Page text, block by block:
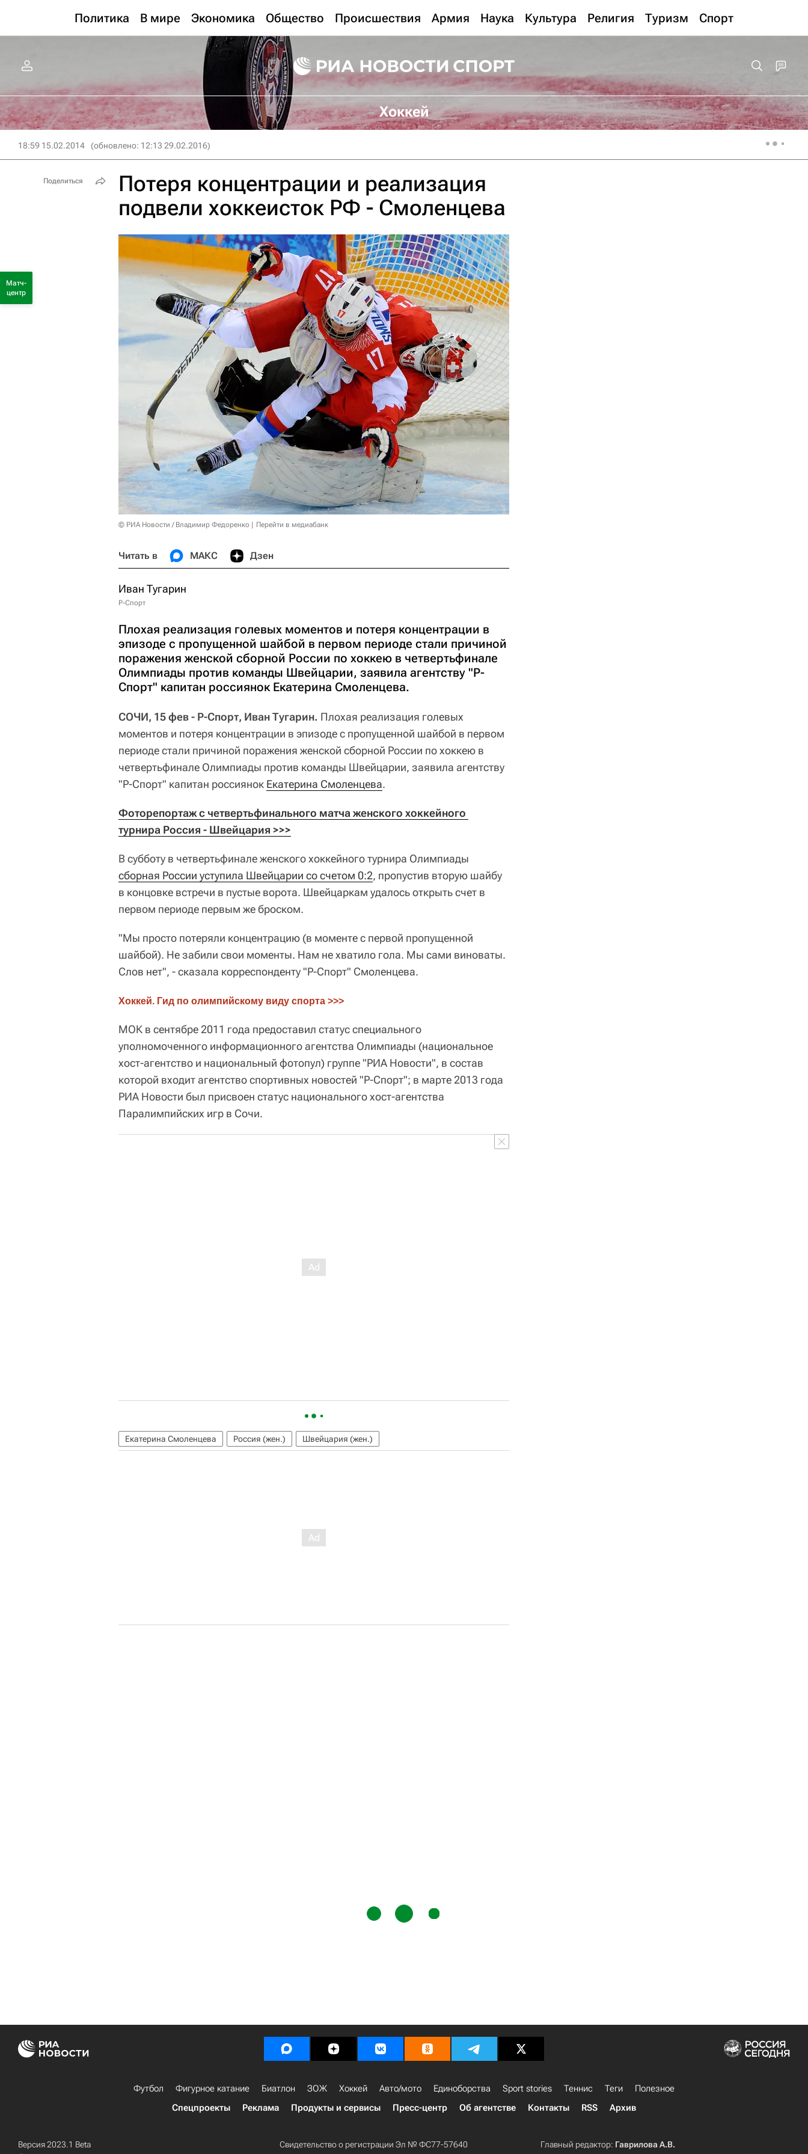
Политика В мире Экономика Общество Происшествия Армия Наука Культура Религия Туризм Спорт
Хоккей
18:59 15.02.2014 (обновлено: 12:13 29.02.2016)
Потеря концентрации и реализация
подвели хоккеисток РФ - Смоленцева
© РИА Новости / Владимир Федоренко Перейти в медиабанк
Читать в МАКС Дзен
Иван Тугарин
Р-Спорт
Плохая реализация голевых моментов и потеря концентрации в
эпизоде с пропущенной шайбой в первом периоде стали причиной
поражения женской сборной России по хоккею в четвертьфинале
Олимпиады против команды Швейцарии, заявила агентству "Р-
Спорт" капитан россиянок Екатерина Смоленцева.
СОЧИ, 15 фев - Р-Спорт, Иван Тугарин. Плохая реализация голевых
моментов и потеря концентрации в эпизоде с пропущенной шайбой в первом
периоде стали причиной поражения женской сборной России по хоккею в
четвертьфинале Олимпиады против команды Швейцарии, заявила агентству
"Р-Спорт" капитан россиянок Екатерина Смоленцева.
Фоторепортаж с четвертьфинального матча женского хоккейного
турнира Россия - Швейцария >>>
В субботу в четвертьфинале женского хоккейного турнира Олимпиады
сборная России уступила Швейцарии со счетом 0:2, пропустив вторую шайбу
в концовке встречи в пустые ворота. Швейцаркам удалось открыть счет в
первом периоде первым же броском.
"Мы просто потеряли концентрацию (в моменте с первой пропущенной
шайбой). Не забили свои моменты. Нам не хватило гола. Мы сами виноваты.
Слов нет", - сказала корреспонденту "Р-Спорт" Смоленцева.
Хоккей. Гид по олимпийскому виду спорта >>>
МОК в сентябре 2011 года предоставил статус специального
уполномоченного информационного агентства Олимпиады (национальное
хост-агентство и национальный фотопул) группе "РИА Новости", в состав
которой входит агентство спортивных новостей "Р-Спорт"; в марте 2013 года
РИА Новости был присвоен статус национального хост-агентства
Паралимпийских игр в Сочи.
Екатерина Смоленцева Россия (жен.) Швейцария (жен.)
Поделиться
Матч-
центр
Футбол Фигурное катание Биатлон ЗОЖ Хоккей Авто/мото Единоборства Sport stories Теннис Теги
Полезное
Спецпроекты
Реклама Продукты и сервисы Пресс-центр Об агентстве Контакты RSS Архив
Версия 2023.1 Beta
Свидетельство о регистрации Эл № ФС77-57640
Главный редактор: Гаврилова А.В.